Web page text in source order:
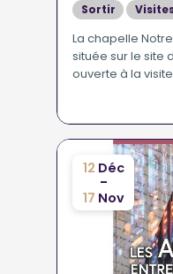
Sortir
La chapelle
située sur le site
ouverte à la
12 Déc
-
17 Nov